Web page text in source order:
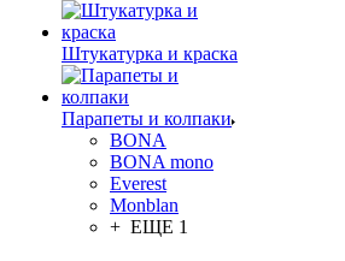
Штукатурка и краска
Парапеты и колпаки
BONA
BONA mono
Everest
Monblan
+ ЕЩЕ 1